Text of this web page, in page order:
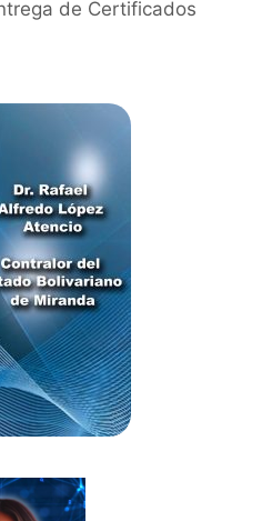
de Certificados